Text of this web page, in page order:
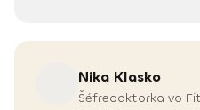
Nika Klasko
Šéfredaktorka vo